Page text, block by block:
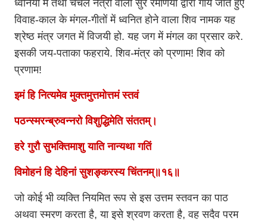
ध्वनियों में तथा चंचल नेत्रों वाली सुर रमणियों द्वारा गाये जाते हुए
विवाह-काल के मंगल-गीतों में ध्वनित होने वाला शिव नामक यह
श्रेष्ठ मंत्र जगत में विजयी हो. यह जग में मंगल का प्रसार करे.
इसकी जय-पताका फहराये. शिव-मंत्र को प्रणाम! शिव को
प्रणाम!
इमं हि नित्यमेव मुक्तमुत्तमोत्तमं स्तवं
पठन्स्मरन्ब्रुवन्नरो विशुद्धिमेति संततम्।
हरे गुरौ सुभक्तिमाशु याति नान्यथा गतिं
विमोहनं हि देहिनां सुशङ्करस्य चिंतनम्॥१६॥
जो कोई भी व्यक्ति नियमित रूप से इस उत्तम स्तवन का पाठ
अथवा स्मरण करता है, या इसे श्रवण करता है, वह सदैव परम